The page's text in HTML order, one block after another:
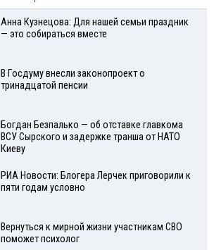
Анна Кузнецова: Для нашей семьи праздник
— это собираться вместе
В Госдуму внесли законопроект о
тринадцатой пенсии
Богдан Безпалько — об отставке главкома
ВСУ Сырского и задержке транша от НАТО
Киеву
РИА Новости: Блогера Лерчек приговорили к
пяти годам условно
Вернуться к мирной жизни участникам СВО
поможет психолог